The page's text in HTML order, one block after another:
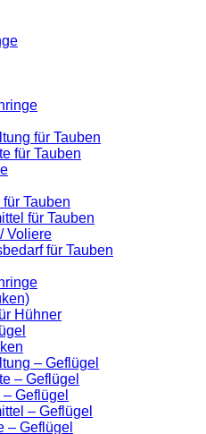
für Tauben
für Tauben
Tauben
für Tauben
Voliere
für Tauben
Hühner
– Geflügel
– Geflügel
Geflügel
– Geflügel
– Geflügel